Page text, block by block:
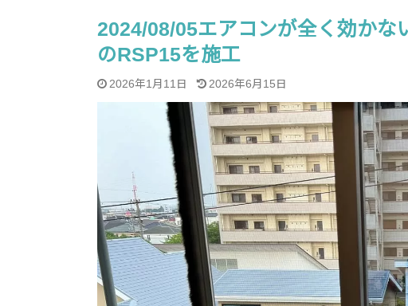
2024/08/05エアコンが全く効かな
のRSP15を施工
2026年1月11日 2026年6月15日